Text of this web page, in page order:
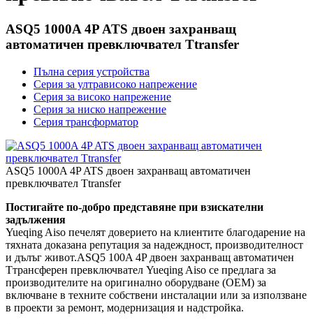
ASQ5 1000A 4P ATS двоен захранващ
автоматичен превключвател Ttransfer
Пълна серия устройства
Серия за ултрависоко напрежение
Серия за високо напрежение
Серия за ниско напрежение
Серия трансформатор
ASQ5 1000A 4P ATS двоен захранващ автоматичен
превключвател Ttransfer
Постигайте по-добро представяне при взискателни
задължения
Yueqing Aiso печелят доверието на клиентите благодарение на
тяхната доказана репутация за надеждност, производителност
и дълъг живот.ASQ5 100A 4P двоен захранващ автоматичен
Tтрансферен превключвател Yueqing Aiso се предлага за
производителите на оригинално оборудване (OEM) за
включване в техните собствени инсталации или за използване
в проекти за ремонт, модернизация и надстройка.